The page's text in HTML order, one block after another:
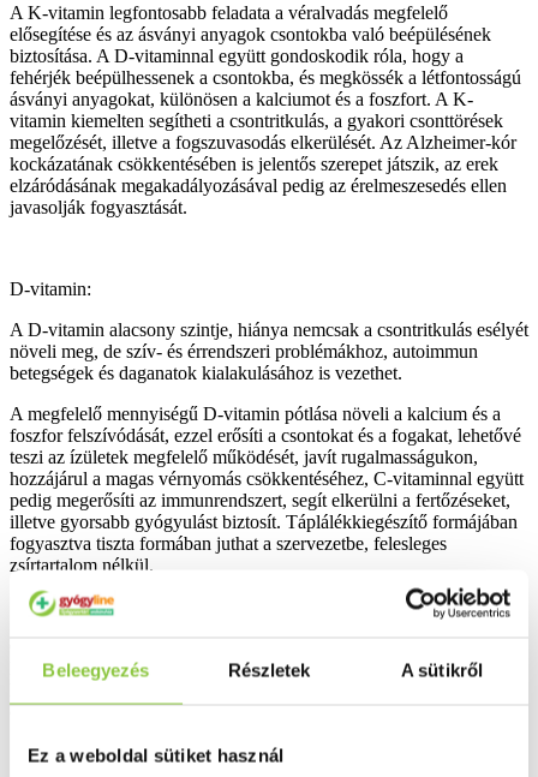
Beleegyezés Részletek A sütikről
Ez a weboldal sütiket használ
A K-vitamin legfontosabb feladata a véralvadás megfelelő
elősegítése és az ásványi anyagok csontokba való beépülésének
biztosítása. A D-vitaminnal együtt gondoskodik róla, hogy a
fehérjék beépülhessenek a csontokba, és megkössék a létfontosságú
ásványi anyagokat, különösen a kalciumot és a foszfort. A K-
vitamin kiemelten segítheti a csontritkulás, a gyakori csonttörések
megelőzését, illetve a fogszuvasodás elkerülését. Az Alzheimer-kór
kockázatának csökkentésében is jelentős szerepet játszik, az erek
elzáródásának megakadályozásával pedig az érelmeszesedés ellen
javasolják fogyasztását.
D-vitamin:
A D-vitamin alacsony szintje, hiánya nemcsak a csontritkulás esélyét
növeli meg, de szív- és érrendszeri problémákhoz, autoimmun
betegségek és daganatok kialakulásához is vezethet.
A megfelelő mennyiségű D-vitamin pótlása növeli a kalcium és a
foszfor felszívódását, ezzel erősíti a csontokat és a fogakat, lehetővé
teszi az ízületek megfelelő működését, javít rugalmasságukon,
hozzájárul a magas vérnyomás csökkentéséhez, C-vitaminnal együtt
pedig megerősíti az immunrendszert, segít elkerülni a fertőzéseket,
illetve gyorsabb gyógyulást biztosít. Táplálékkiegészítő formájában
fogyasztva tiszta formában juthat a szervezetbe, felesleges
zsírtartalom nélkül.
kókuszolajból), fillokinon (K1-vitamin), menakinon-7 (K2-vitamin),
(kevert-tokoferolokból).